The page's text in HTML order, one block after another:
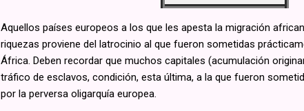
Aquellos países europeos a los que les apesta la migración
riquezas proviene del latrocinio al que fueron sometidas
África. Deben recordar que muchos capitales (acumulación
tráfico de esclavos, condición, esta última, a la que fueron
por la perversa oligarquía europea.